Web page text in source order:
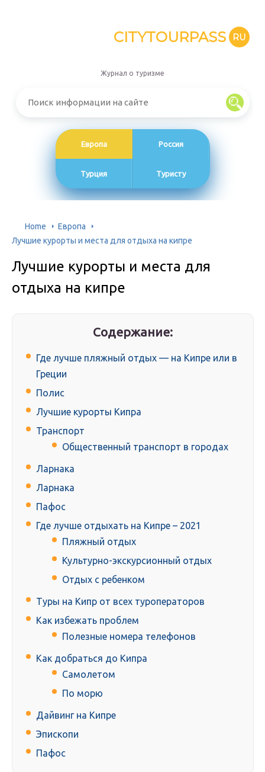
CITYTOURPASS RU
Журнал о туризме
Европа Россия
Турция Туристу
Home
Европа
Лучшие курорты и места для отдыха на кипре
Лучшие курорты и места для
отдыха на кипре
Содержание:
Где лучше пляжный отдых — на Кипре или в
Греции
Полис
Лучшие курорты Кипра
Транспорт
Общественный транспорт в городах
Ларнака
Ларнака
Пафос
Где лучше отдыхать на Кипре – 2021
Пляжный отдых
Культурно-экскурсионный отдых
Отдых с ребенком
Туры на Кипр от всех туроператоров
Как избежать проблем
Полезные номера телефонов
Как добраться до Кипра
Самолетом
По морю
Дайвинг на Кипре
Эпископи
Пафос